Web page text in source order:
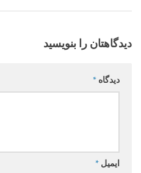
دیدگاهتان را بنویسید
دیدگاه *
ایمیل *